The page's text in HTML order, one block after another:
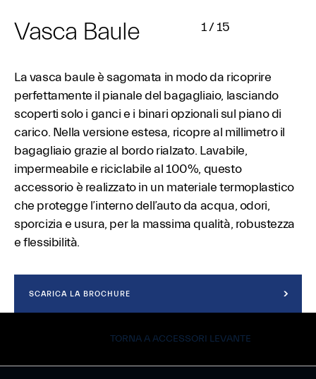
Vasca Baule 1/15
La vasca baule è sagomata in modo da ricoprire
perfettamente il pianale del bagagliaio, lasciando
scoperti solo i ganci e i binari opzionali sul piano di
carico. Nella versione estesa, ricopre al millimetro il
bagagliaio grazie al bordo rialzato. Lavabile,
impermeabile e riciclabile al 100%, questo
accessorio è realizzato in un materiale termoplastico
che protegge l’interno dell’auto da acqua, odori,
sporcizia e usura, per la massima qualità, robustezza
e flessibilità.
SCARICA LA BROCHURE
TORNA A ACCESSORI LEVANTE